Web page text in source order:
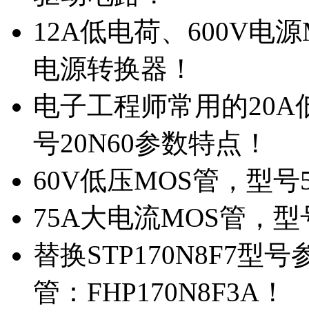
12A低电荷、600V电
电源转换器！
电子工程师常用的20A
号20N60参数特点！
60V低压MOS管，型
75A大电流MOS管，
替换STP170N8F7型
管：FHP170N8F3A！